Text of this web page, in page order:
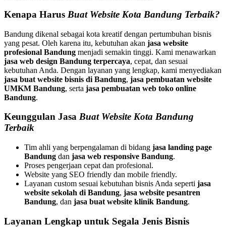
Kenapa Harus Buat Website Kota Bandung Terbaik?
Bandung dikenal sebagai kota kreatif dengan pertumbuhan bisnis
yang pesat. Oleh karena itu, kebutuhan akan jasa website
profesional Bandung menjadi semakin tinggi. Kami menawarkan
jasa web design Bandung terpercaya, cepat, dan sesuai
kebutuhan Anda. Dengan layanan yang lengkap, kami menyediakan
jasa buat website bisnis di Bandung, jasa pembuatan website
UMKM Bandung, serta jasa pembuatan web toko online
Bandung.
Keunggulan Jasa Buat Website Kota Bandung
Terbaik
Tim ahli yang berpengalaman di bidang jasa landing page
Bandung dan jasa web responsive Bandung.
Proses pengerjaan cepat dan profesional.
Website yang SEO friendly dan mobile friendly.
Layanan custom sesuai kebutuhan bisnis Anda seperti jasa
website sekolah di Bandung, jasa website pesantren
Bandung, dan jasa buat website klinik Bandung.
Layanan Lengkap untuk Segala Jenis Bisnis